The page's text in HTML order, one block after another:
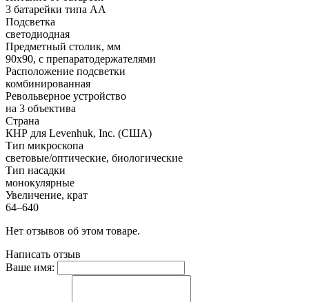
3 батарейки типа АА
Подсветка
светодиодная
Предметный столик, мм
90x90, с препаратодержателями
Расположение подсветки
комбинированная
Револьверное устройство
на 3 объектива
Страна
КНР для Levenhuk, Inc. (США)
Тип микроскопа
световые/оптические, биологические
Тип насадки
монокулярные
Увеличение, крат
64–640
Нет отзывов об этом товаре.
Написать отзыв
Ваше имя: